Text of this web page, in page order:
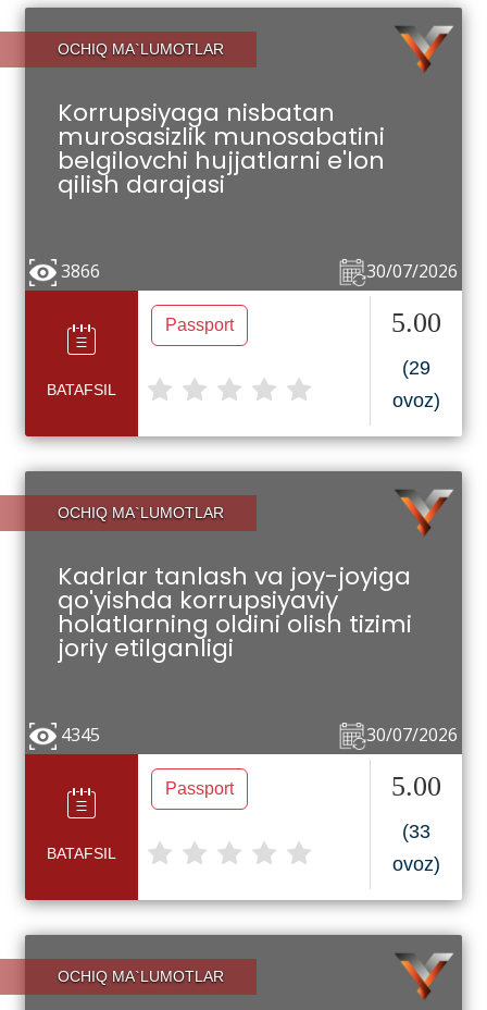
OCHIQ MA`LUMOTLAR
Korrupsiyaga nisbatan
murosasizlik munosabatini
belgilovchi hujjatlarni e'lon
qilish darajasi
30/07/2026
3866
BATAFSIL
Passport 5.00
(29
ovoz)
OCHIQ MA`LUMOTLAR
Kadrlar tanlash va joy-joyiga
qo'yishda korrupsiyaviy
holatlarning oldini olish tizimi
joriy etilganligi
30/07/2026
4345
BATAFSIL
Passport 5.00
(33
ovoz)
OCHIQ MA`LUMOTLAR